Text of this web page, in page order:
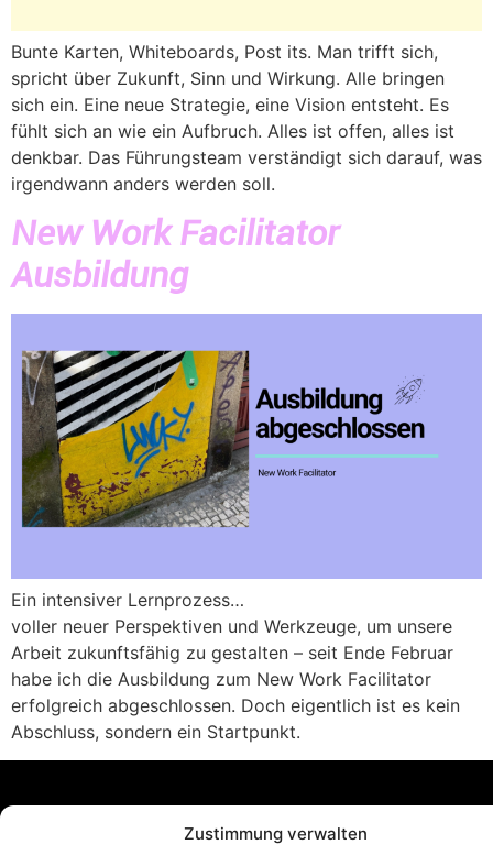
Zustimmung verwalten
Bunte Karten, Whiteboards, Post its. Man trifft sich,
spricht über Zukunft, Sinn und Wirkung. Alle bringen
sich ein. Eine neue Strategie, eine Vision entsteht. Es
fühlt sich an wie ein Aufbruch. Alles ist offen, alles ist
denkbar. Das Führungsteam verständigt sich darauf, was
irgendwann anders werden soll.
New Work Facilitator
Ausbildung
Ein intensiver Lernprozess…
voller neuer Perspektiven und Werkzeuge, um unsere
Arbeit zukunftsfähig zu gestalten – seit Ende Februar
habe ich die Ausbildung zum New Work Facilitator
erfolgreich abgeschlossen. Doch eigentlich ist es kein
Abschluss, sondern ein Startpunkt.